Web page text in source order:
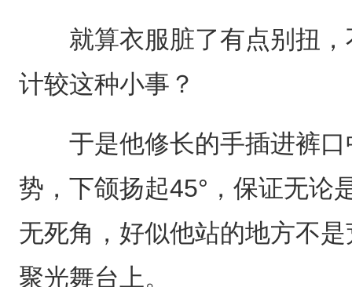
就算衣服脏了有点别扭，
计较这种小事？
于是他修长的手插进裤口
势，下颌扬起45°，保证无论
无死角，好似他站的地方不
聚光舞台上。